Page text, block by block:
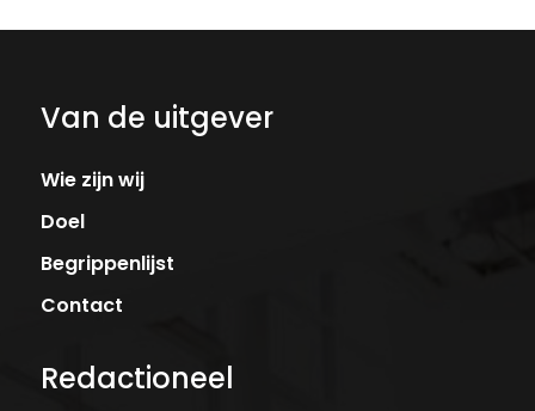
Van de uitgever
Wie zijn wij
Doel
Begrippenlijst
Contact
Redactioneel